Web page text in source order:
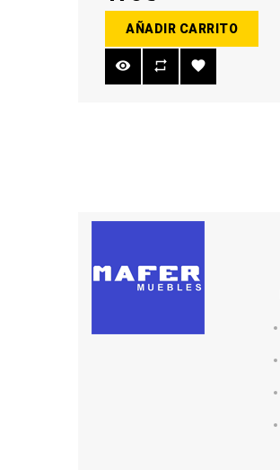
AÑADIR CARRITO